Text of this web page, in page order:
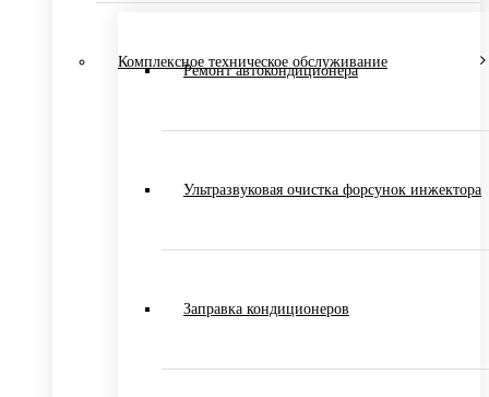
Комплексное техническое обслуживание
Ремонт автокондиционера
Ультразвуковая очистка форсунок инжектора
Заправка кондиционеров